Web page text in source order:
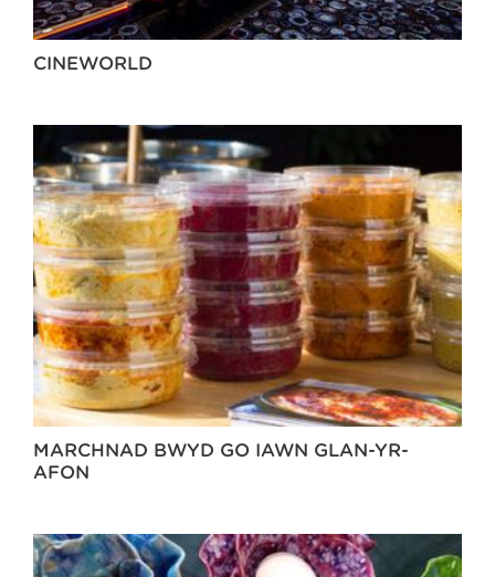
CINEWORLD
MARCHNAD BWYD GO IAWN GLAN-YR-
AFON